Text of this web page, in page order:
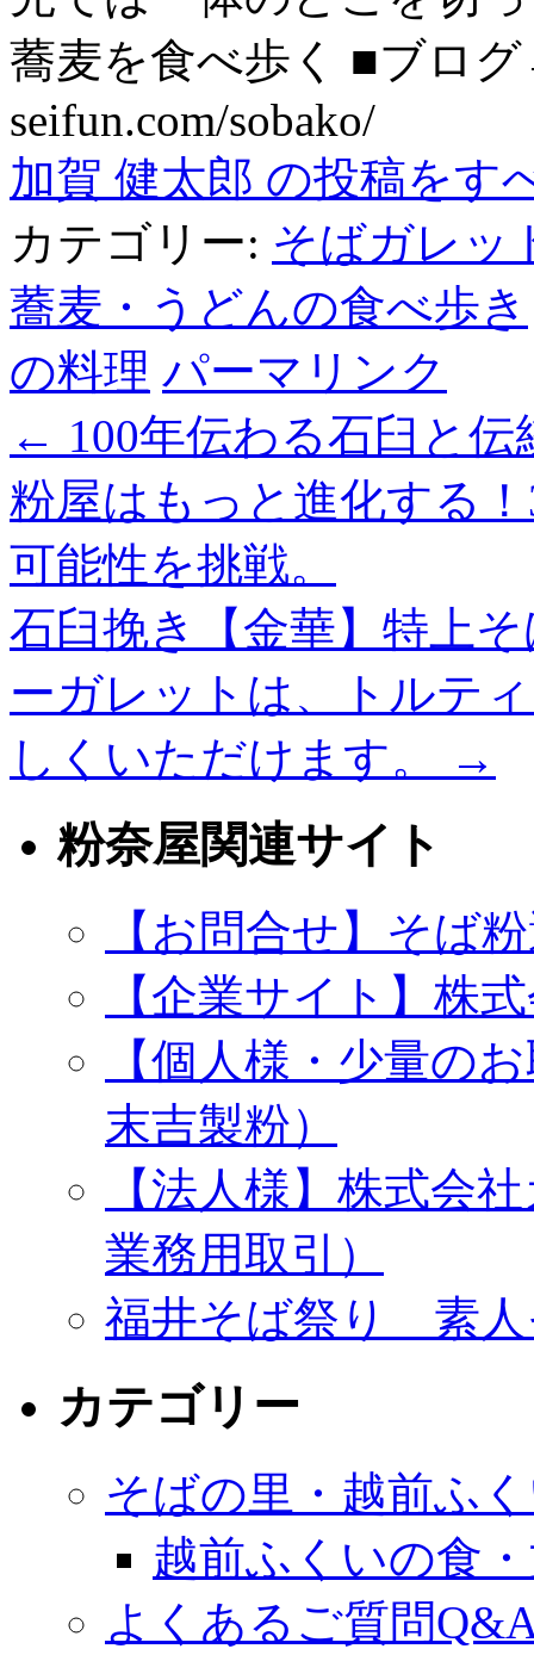
蕎麦を食べ歩く ■ブロ
seifun.com/sobako/
加賀 健太郎 の投稿をす
カテゴリー: そばガレッ
蕎麦・うどんの食べ歩き
の料理 パーマリンク
← 100年伝わる石臼と
粉屋はもっと進化する
可能性を挑戦。
石臼挽き【金華】特上
ーガレットは、トルテ
しくいただけます。
→
粉奈屋関連サイト
【お問合せ】そば
【企業サイト】株
【個人様・少量の
末吉製粉）
【法人様】株式会
業務用取引）
福井そば祭り 素人
カテゴリー
そばの里・越前ふ
越前ふくいの食
よくあるご質問